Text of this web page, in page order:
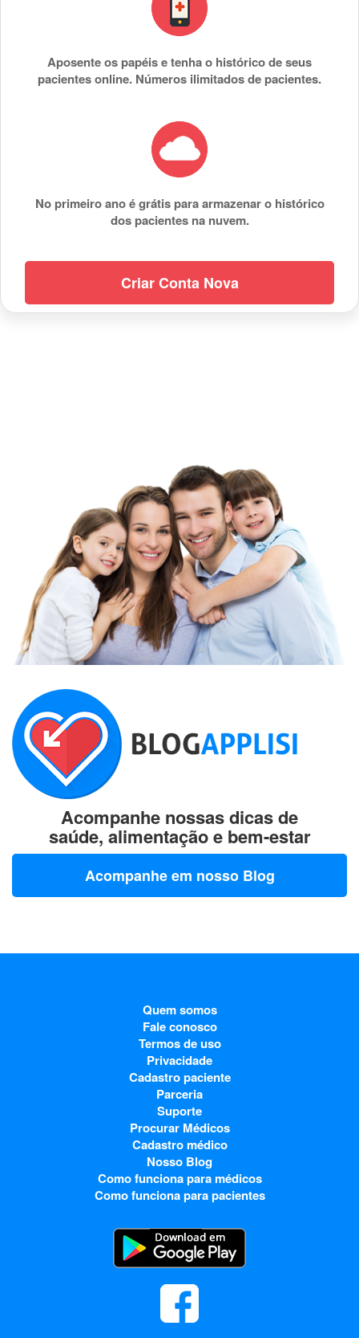
Aposente os papéis e tenha o histórico de seus
pacientes online. Números ilimitados de pacientes.
No primeiro ano é grátis para armazenar o histórico
dos pacientes na nuvem.
Criar Conta Nova
Acompanhe nossas dicas de
saúde, alimentação e bem-estar
Acompanhe em nosso Blog
Quem somos
Fale conosco
Termos de uso
Privacidade
Cadastro paciente
Parceria
Suporte
Procurar Médicos
Cadastro médico
Nosso Blog
Como funciona para médicos
Como funciona para pacientes